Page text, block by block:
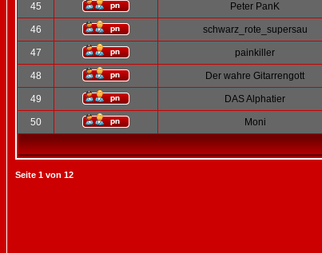
45 Peter PanK
46 schwarz_rote_supersau
47 painkiller
48 Der wahre Gitarrengott
49 DAS Alphatier
50 Moni
Seite 1 von 12